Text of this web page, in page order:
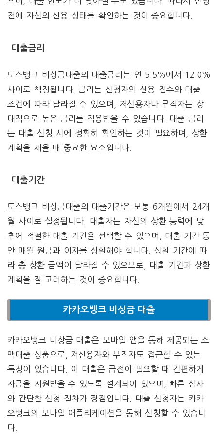
전에 자신의 신용 상태를 확인하는 것이 중요합니다.
대출금리
토스뱅크 비상금대출의 대출금리는 연 5.5%에서 12.0%
사이로 책정됩니다. 금리는 신청자의 신용 점수와 대출
조건에 따라 달라질 수 있으며, 저신용자나 무직자는 상
대적으로 높은 금리를 적용받을 수 있습니다. 대출 금리
는 대출 신청 시에 정확히 확인하는 것이 필요하며, 상환
계획을 세울 때 중요한 요소입니다.
대출기간
토스뱅크 비상금대출의 대출기간은 보통 6개월에서 24개
월 사이로 설정됩니다. 대출자는 자신의 상환 능력에 맞
추어 적절한 대출 기간을 선택할 수 있으며, 대출 기간 동
안 매월 원금과 이자를 상환해야 합니다. 상환 기간에 따
라 총 상환 금액이 달라질 수 있으므로, 대출 기간과 상환
계획을 잘 고려하는 것이 중요합니다.
카카오뱅크 비상금 대출
카카오뱅크 비상금 대출은 모바일 앱을 통해 제공되는 소
액대출 상품으로, 저신용자와 무직자도 접근할 수 있는
특징이 있습니다. 이 대출은 급전이 필요할 때 간편하게
자금을 지원받을 수 있도록 설계되어 있으며, 빠른 심사
와 간단한 신청 절차가 장점입니다. 대출 신청자는 카카
오뱅크의 모바일 애플리케이션을 통해 신청할 수 있습니
다.